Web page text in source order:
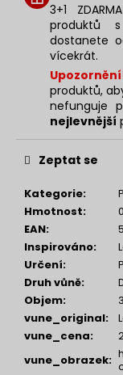
3+1
produktů
dostanete
vícekrát.
produktů,
nefunguje
nejlevnější
Kategorie:
Hmotnost:
EAN:
Inspirováno:
Určení:
Druh vůně:
Objem:
vune_original:
vune_cena:
vune_obrazek:
Zeptat se